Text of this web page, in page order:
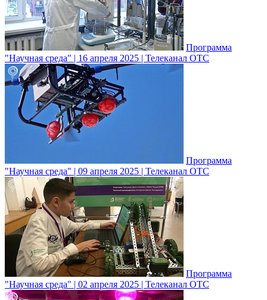
Программа
"Научная среда" | 16 апреля 2025 | Телеканал ОТС
Программа
"Научная среда" | 09 апреля 2025 | Телеканал ОТС
Программа
"Научная среда" | 02 апреля 2025 | Телеканал ОТС